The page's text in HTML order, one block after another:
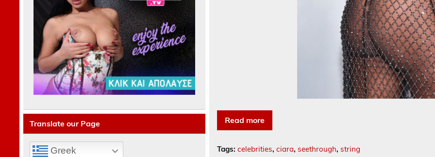
Read more
Tags: celebrities, ciara, seethrough, string
Translate our Page
Greek